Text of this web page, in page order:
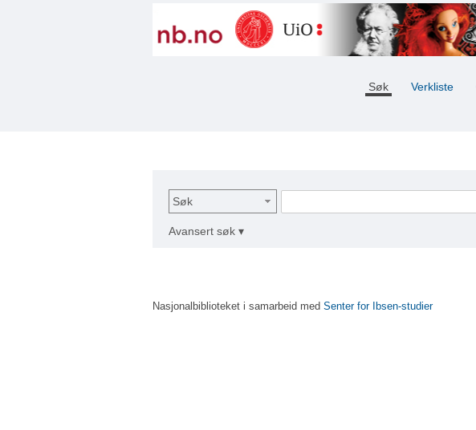
Søk Verkliste
Søk
Avansert søk ▾
Nasjonalbiblioteket i samarbeid med Senter for Ibsen-studier